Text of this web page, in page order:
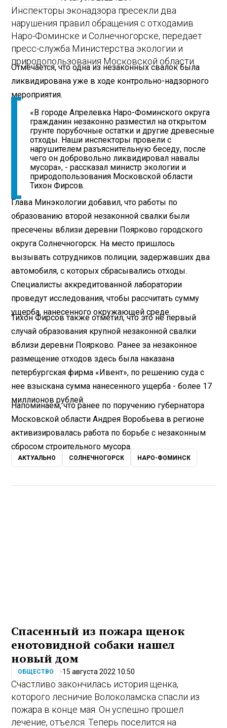
Инспекторы эконадзора пресекли два
нарушения правил обращения с отходамив
Наро-Фоминске и Солнечногорске, передает
пресс-служба Министерства экологии и
природопользования Московской области.
Отмечается, что одна из незаконных свалок была
ликвидирована уже в ходе контрольно-надзорного
мероприятия.
«В городе Апрелевка Наро-Фоминского округа
гражданин незаконно разместил на открытом
грунте порубочные остатки и другие древесные
отходы. Наши инспекторы провели с
нарушителем разъяснительную беседу, после
чего он добровольно ликвидировал навалы
мусора», - рассказал министр экологии и
природопользования Московской области
Тихон Фирсов.
Глава Минэкологии добавил, что работы по
образованию второй незаконной свалки были
пресечены вблизи деревни Поярково городского
округа Солнечногорск. На место пришлось
вызывать сотрудников полиции, задержавших два
автомобиля, с которых сбрасывались отходы.
Специалисты аккредитованной лаборатории
проведут исследования, чтобы рассчитать сумму
ущерба, нанесенного окружающей среде.
Тихон Фирсов также отметил, что это не первый
случай образования крупной незаконной свалки
вблизи деревни Поярково. Ранее за незаконное
размещение отходов здесь была наказана
петербургская фирма «Ивент», по решению суда с
нее взыскана сумма нанесенного ущерба - более 17
миллионов рублей.
Напоминаем, что ранее по поручению губернатора
Московской области Андрея Воробьева в регионе
активизировалась работа по борьбе с незаконным
сбросом строительного мусора.
АКТУАЛЬНО СОЛНЕЧНОГОРСК НАРО-ФОМИНСК
Спасенный из пожара щенок
енотовидной собаки нашел
новый дом
ОБЩЕСТВО 15 августа 2022 10:50
Счастливо закончилась история щенка,
которого лесничие Волоколамска спасли из
пожара в конце мая. Он успешно прошел
лечение, отъелся. Теперь поселится на